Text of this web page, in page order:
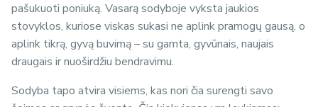
pašukuoti poniuką. Vasarą sodyboje vyksta jaukios
stovyklos, kuriose viskas sukasi ne aplink pramogų gausą, o
aplink tikrą, gyvą buvimą – su gamta, gyvūnais, naujais
draugais ir nuoširdžiu bendravimu.
Sodyba tapo atvira visiems, kas nori čia surengti savo